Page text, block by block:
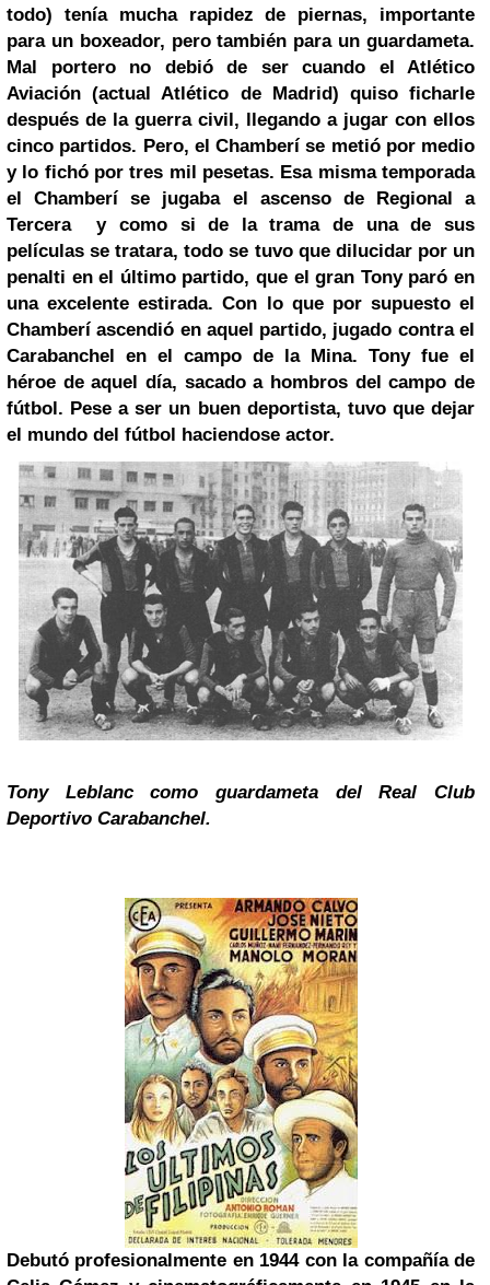
todo) tenía mucha rapidez de piernas, importante
para un boxeador, pero también para un guardameta.
Mal portero no debió de ser cuando el Atlético
Aviación (actual Atlético de Madrid) quiso ficharle
después de la guerra civil, llegando a jugar con ellos
cinco partidos. Pero, el Chamberí se metió por medio
y lo fichó por tres mil pesetas. Esa misma temporada
el Chamberí se jugaba el ascenso de Regional a
Tercera y como si de la trama de una de sus
películas se tratara, todo se tuvo que dilucidar por un
penalti en el último partido, que el gran Tony paró en
una excelente estirada. Con lo que por supuesto el
Chamberí ascendió en aquel partido, jugado contra el
Carabanchel en el campo de la Mina. Tony fue el
héroe de aquel día, sacado a hombros del campo de
fútbol. Pese a ser un buen deportista, tuvo que dejar
el mundo del fútbol haciendose actor.
Tony Leblanc como guardameta del Real Club
Deportivo Carabanchel.
Debutó profesionalmente en 1944 con la compañía de